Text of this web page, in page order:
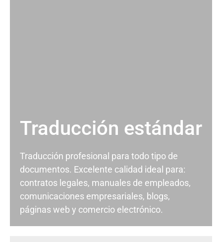
Traducción estándar
Traducción profesional para todo tipo de
documentos. Excelente calidad ideal para:
contratos legales, manuales de empleados,
comunicaciones empresariales, blogs,
páginas web y comercio electrónico.